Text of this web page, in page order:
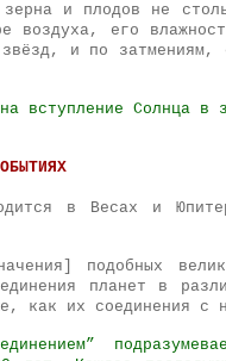
и плодов не
воздуха, его
и по затмениям,
вступление Солнца в
в Весах и
подобных
планет в
как их соединения с